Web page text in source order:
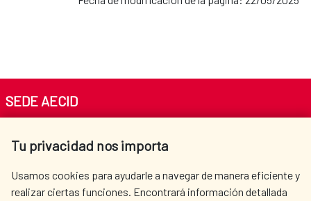
Tu privacidad nos importa
Usamos cookies para ayudarle a navegar de manera eficiente y
realizar ciertas funciones. Encontrará información detallada
SEDE AECID
Tel. +34 900 20 30 54​​​​​​​